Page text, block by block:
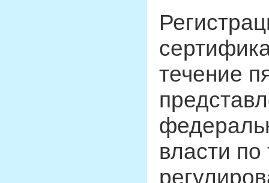
течение
власти по